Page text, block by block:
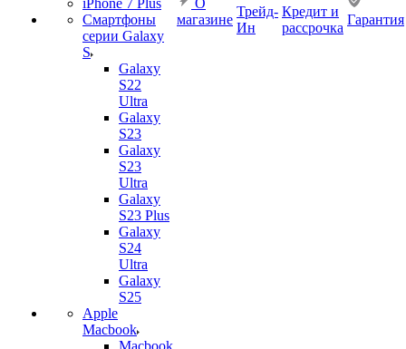
iPhone 7 Plus
Смартфоны
серии Galaxy
S
Galaxy
S22
Ultra
Galaxy
S23
Galaxy
S23
Ultra
Galaxy
S23 Plus
Galaxy
S24
Ultra
Galaxy
S25
Apple
Macbook
Macbook
О
магазине
Трейд-
Ин
Кредит и
рассрочка
Гарантия